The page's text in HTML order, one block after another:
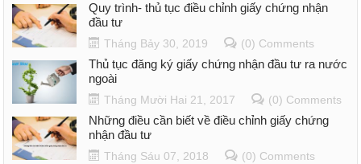
Quy trình- thủ tục điều chỉnh giấy chứng nhận
đầu tư
Tháng Bảy 30, 2019 (0) Comments
Thủ tục đăng ký giấy chứng nhận đầu tư ra nước
ngoài
Tháng Mười Hai 21, 2017 (0) Comments
Những điều cần biết về điều chỉnh giấy chứng
nhận đầu tư
Tháng Sáu 07, 2018 (0) Comments